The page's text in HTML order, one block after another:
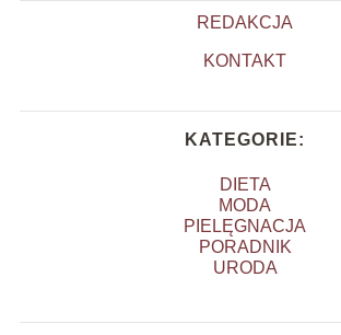
REDAKCJA
KONTAKT
KATEGORIE:
DIETA
MODA
PIELĘGNACJA
PORADNIK
URODA